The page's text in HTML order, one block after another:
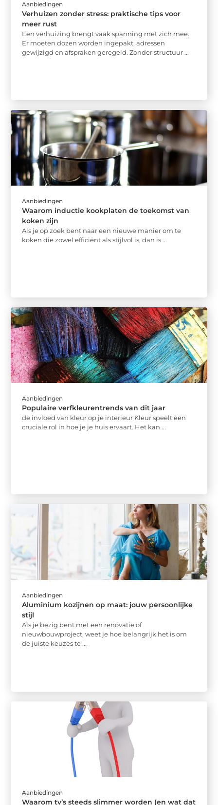
Aanbiedingen
Verhuizen zonder stress: praktische tips voor
meer rust
Een verhuizing brengt vaak spanning met zich mee.
Er moeten dozen worden ingepakt, adressen
gewijzigd en afspraken geregeld. Zonder structuur ...
Aanbiedingen
Waarom inductie kookplaten de toekomst van
koken zijn
Als je op zoek bent naar een nieuwe manier om te
koken die zowel efficiënt als stijlvol is, dan is ...
Aanbiedingen
Populaire verfkleurentrends van dit jaar
de invloed van kleur op je interieur Kleur speelt een
cruciale rol in hoe je je huis ervaart. Het kan ...
Aanbiedingen
Aluminium kozijnen op maat: jouw persoonlijke
stijl
Als je bezig bent met een renovatie of
nieuwbouwproject, weet je hoe belangrijk het is om
de juiste keuzes te ...
Aanbiedingen
Waarom tv’s steeds slimmer worden (en wat dat